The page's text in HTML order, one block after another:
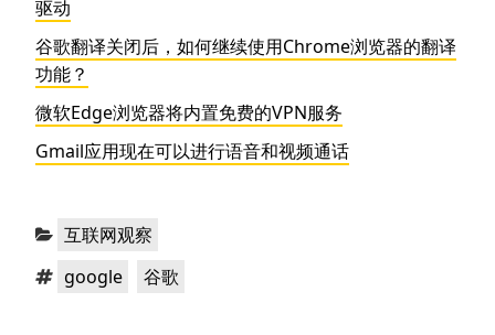
驱动
谷歌翻译关闭后，如何继续使用Chrome浏览器的翻译
功能？
微软Edge浏览器将内置免费的VPN服务
Gmail应用现在可以进行语音和视频通话
分 互联网观察
标
签：
google ，
谷歌